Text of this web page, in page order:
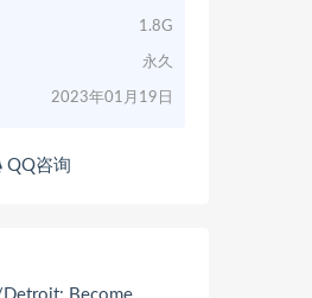
1.8G
永久
2023年01月19日
QQ咨询